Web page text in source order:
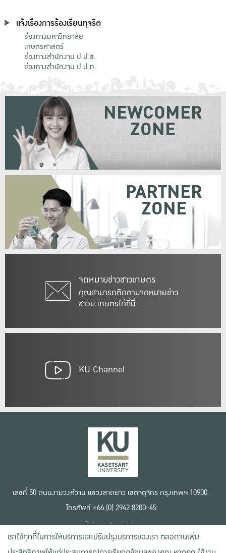
แจ้งเรื่องการร้องเรียนทุจริต
ช่องทางมหาวิทยาลัย
เกษตรศาสตร์
ช่องทางสำนักงาน ป.ป.ช.
ช่องทางสำนักงาน ป.ป.ท.
จดหมายข่าวชาวเกษตร
คุณสามารถติดตามจดหมายข่าว
ชาวม.เกษตรได้ที่นี่
NEWCOMER
ZONE
PARTNER
ZONE
KU Channel
เลขที่ 50 ถนนงามวงศ์วาน แขวงลาดยาว เขตจตุจักร กรุงเทพฯ 10900
โทรศัพท์ +66 (0) 2942 8200-45
เงื่อนไขการใช้งานเว็บไซต์
ข้อตกลงด้านสิทธิ์ใช้งาน
นโยบายความเป็นส่วนตัว
เราใช้คุกกี้ในการให้บริการและปรับปรุงบริการของเรา ตลอดจนเพิ่ม